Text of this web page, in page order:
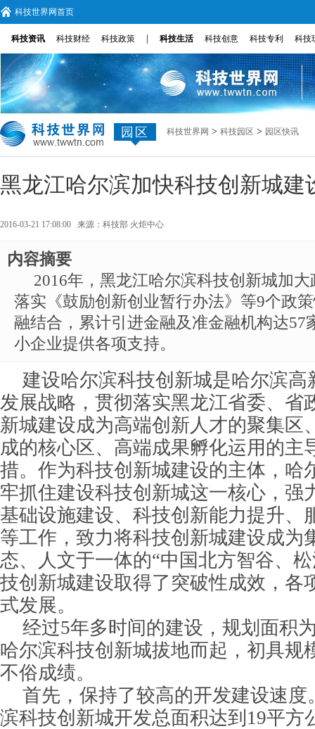
科技世界网首页
科技资讯 科技财经 科技政策 科技生活 科技创意 科技专利 科技
园区 科技世界网 > 科技园区 > 园区快讯
黑龙江哈尔滨加快科技创新城建
2016-03-21 17:08:00 来源： 科技部 火炬中心
内容摘要
2016年，黑龙江哈尔滨科技创新城加
落实《鼓励创新创业暂行办法》等9个政
融结合，累计引进金融及准金融机构达57
小企业提供各项支持。
建设哈尔滨科技创新城是哈尔滨高
发展战略，贯彻落实黑龙江省委、省
新城建设成为高端创新人才的聚集区
成的核心区、高端成果孵化运用的主
措。作为科技创新城建设的主体，哈
牢抓住建设科技创新城这一核心，强
基础设施建设、科技创新能力提升、
等工作，致力将科技创新城建设成为
态、人文于一体的“中国北方智谷、
技创新城建设取得了突破性成效，各
式发展。
经过5年多时间的建设，规划面积
哈尔滨科技创新城拔地而起，初具规
不俗成绩。
首先，保持了较高的开发建设速度
滨科技创新城开发总面积达到19平方